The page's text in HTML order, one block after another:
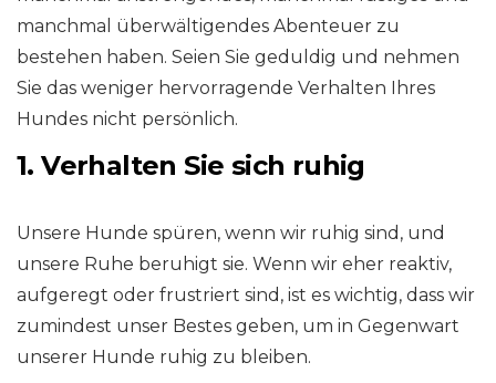
manchmal überwältigendes Abenteuer zu
bestehen haben. Seien Sie geduldig und nehmen
Sie das weniger hervorragende Verhalten Ihres
Hundes nicht persönlich.
1. Verhalten Sie sich ruhig
Unsere Hunde spüren, wenn wir ruhig sind, und
unsere Ruhe beruhigt sie. Wenn wir eher reaktiv,
aufgeregt oder frustriert sind, ist es wichtig, dass wir
zumindest unser Bestes geben, um in Gegenwart
unserer Hunde ruhig zu bleiben.